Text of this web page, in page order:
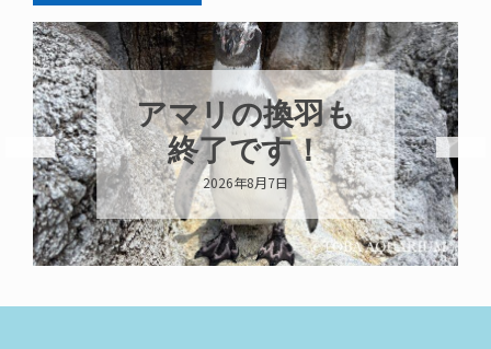
アマリの換羽も
終了です！
2026年8月7日